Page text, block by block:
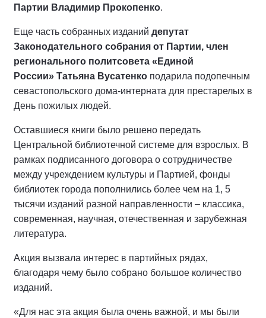
Партии Владимир Прокопенко.
Еще часть собранных изданий депутат
Законодательного собрания от Партии, член
регионального политсовета «Единой
России» Татьяна Вусатенко подарила подопечным
севастопольского дома-интерната для престарелых в
День пожилых людей.
Оставшиеся книги было решено передать
Центральной библиотечной системе для взрослых. В
рамках подписанного договора о сотрудничестве
между учреждением культуры и Партией, фонды
библиотек города пополнились более чем на 1, 5
тысячи изданий разной направленности – классика,
современная, научная, отечественная и зарубежная
литература.
Акция вызвала интерес в партийных рядах,
благодаря чему было собрано большое количество
изданий.
«Для нас эта акция была очень важной, и мы были